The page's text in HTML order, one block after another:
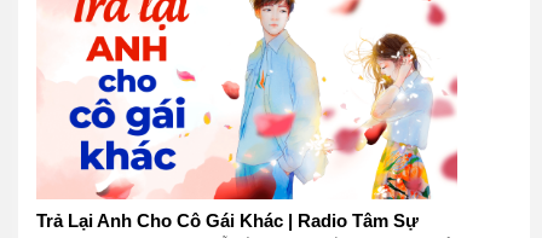
Trả Lại Anh Cho Cô Gái Khác | Radio Tâm Sự